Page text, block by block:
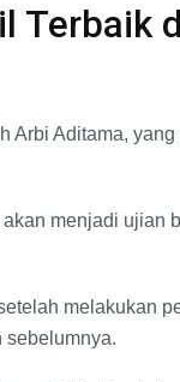
Terbaik
Arbi Aditama,
menjadi ujian
melakukan
sebelumnya.